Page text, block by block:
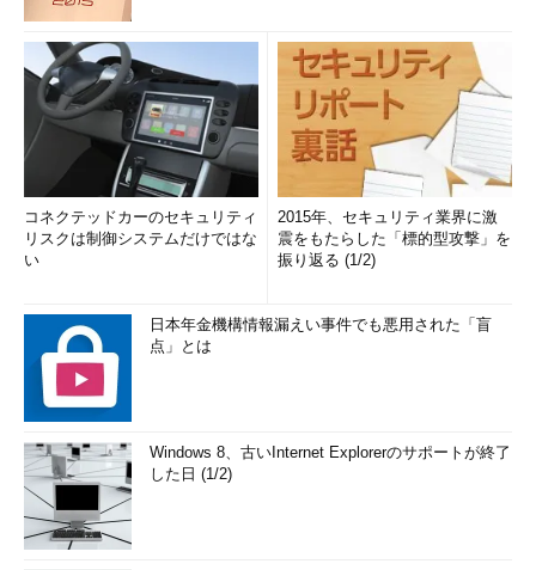
コネクテッドカーのセキュリティ
リスクは制御システムだけではな
い
2015年、セキュリティ業界に激
震をもたらした「標的型攻撃」を
振り返る (1/2)
日本年金機構情報漏えい事件でも悪用された「盲
点」とは
Windows 8、古いInternet Explorerのサポートが終了
した日 (1/2)